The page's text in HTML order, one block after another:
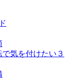
気を付けたい３